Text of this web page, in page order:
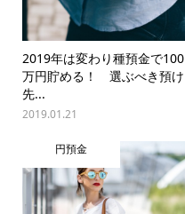
2019年は変わり種預金で100
万円貯める！ 選ぶべき預け
先...
2019.01.21
円預金